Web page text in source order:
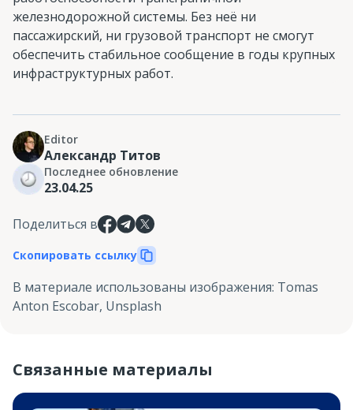
железнодорожной системы. Без неё ни
пассажирский, ни грузовой транспорт не смогут
обеспечить стабильное сообщение в годы крупных
инфраструктурных работ.
Editor
Александр Титов
Последнее обновление
23.04.25
Поделиться в
Скопировать ссылку
В материале использованы изображения: Tomas
Anton Escobar, Unsplash
Связанные материалы